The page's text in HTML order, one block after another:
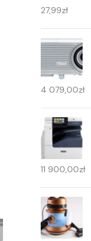
27,99zł
4 079,00zł
11 900,00zł